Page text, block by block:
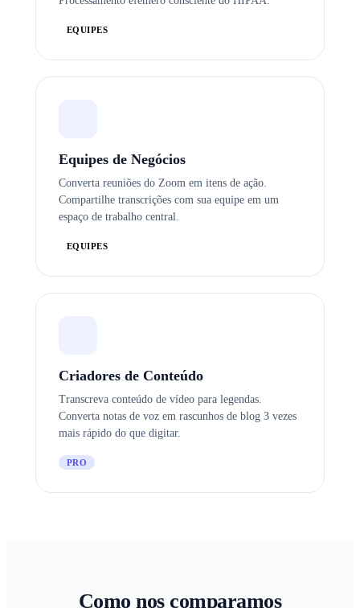
EQUIPES
Equipes de Negócios
Converta reuniões do Zoom em itens de ação.
Compartilhe transcrições com sua equipe em um
espaço de trabalho central.
EQUIPES
Criadores de Conteúdo
Transcreva conteúdo de vídeo para legendas.
Converta notas de voz em rascunhos de blog 3 vezes
mais rápido do que digitar.
PRO
Como nos comparamos